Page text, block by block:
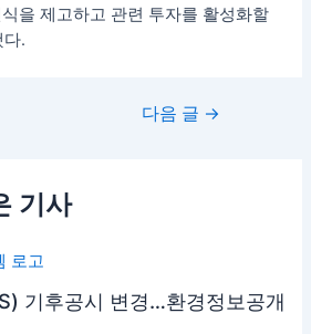
을 제고하고 관련 투자를 활성화할
다.
다음 글 →
기사
기후공시 변경…환경정보공개